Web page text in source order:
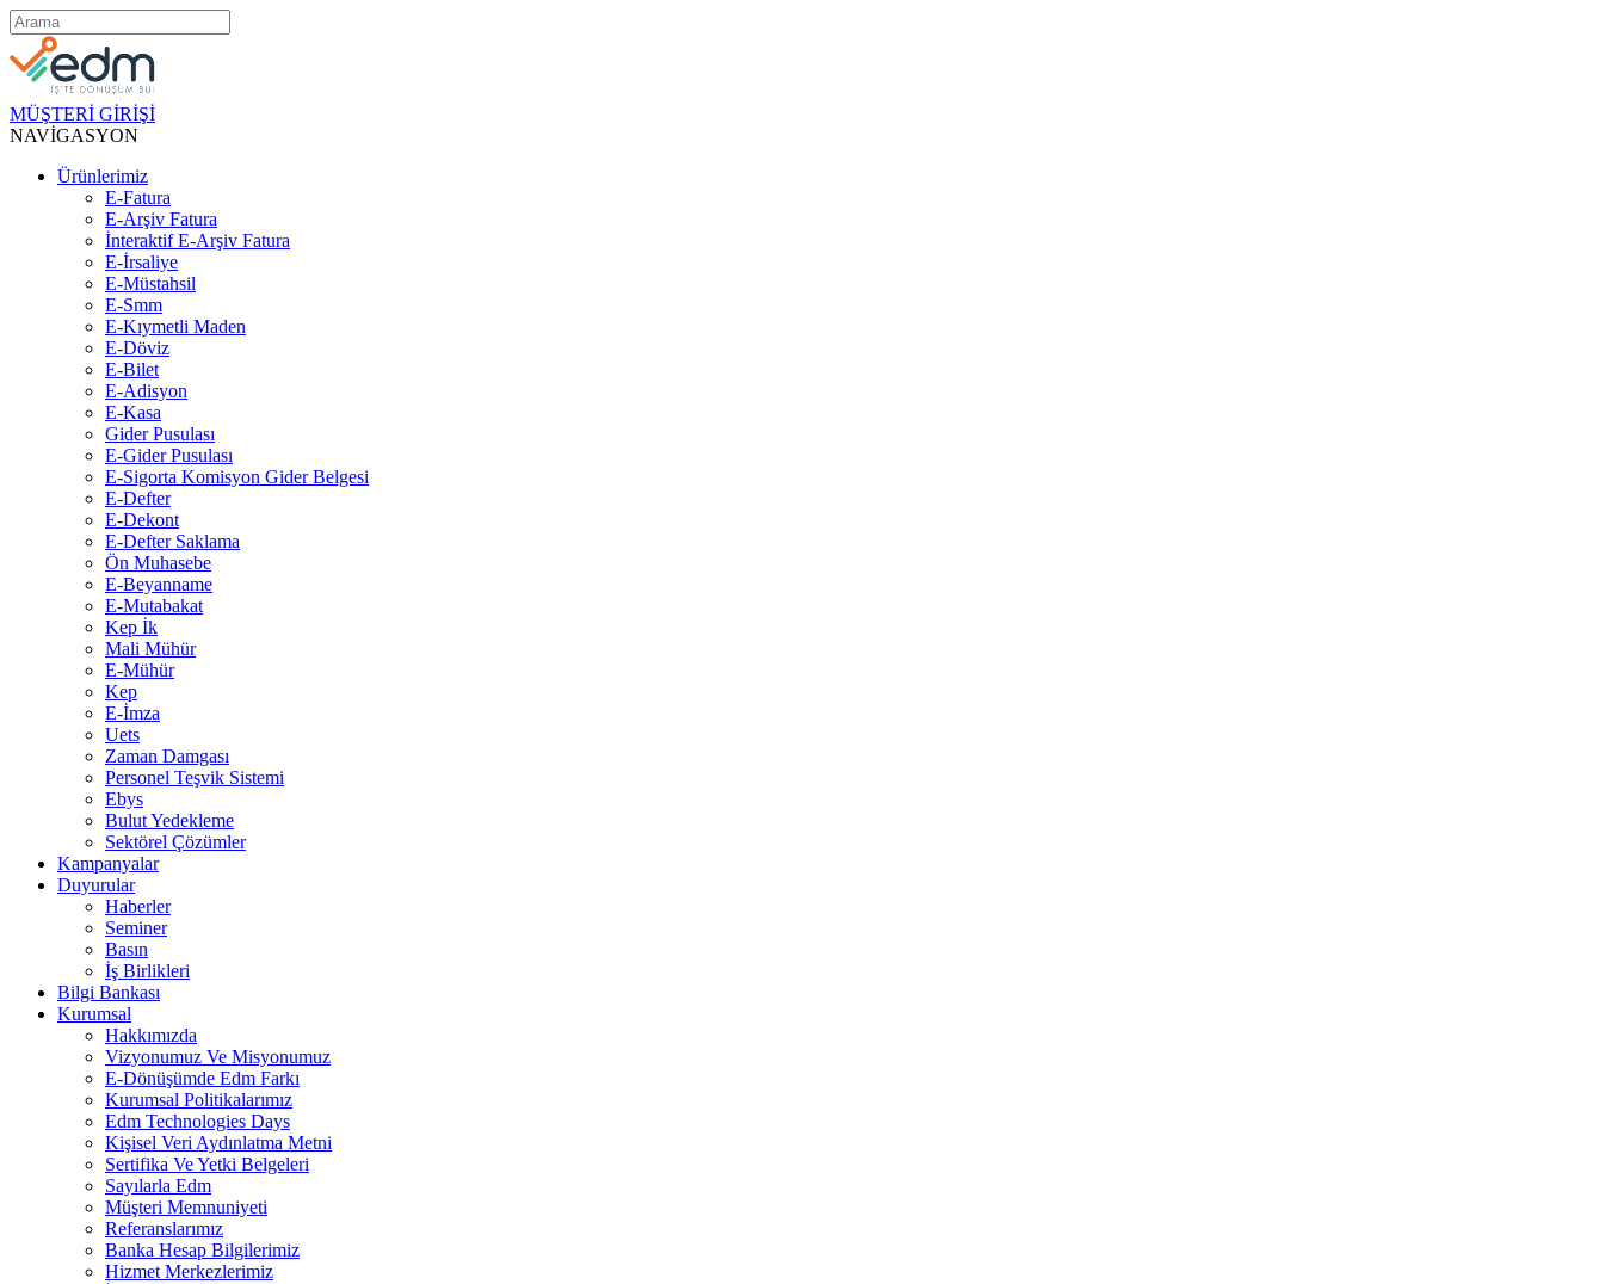
MÜŞTERİ GİRİŞİ
NAVİGASYON
Ürünlerimiz
E-Fatura
E-Arşiv Fatura
İnteraktif E-Arşiv Fatura
E-İrsaliye
E-Müstahsil
E-Smm
E-Kıymetli Maden
E-Döviz
E-Bilet
E-Adisyon
E-Kasa
Gider Pusulası
E-Gider Pusulası
E-Sigorta Komisyon Gider Belgesi
E-Defter
E-Dekont
E-Defter Saklama
Ön Muhasebe
E-Beyanname
E-Mutabakat
Kep İk
Mali Mühür
E-Mühür
Kep
E-İmza
Uets
Zaman Damgası
Personel Teşvik Sistemi
Ebys
Bulut Yedekleme
Sektörel Çözümler
Kampanyalar
Duyurular
Haberler
Seminer
Basın
İş Birlikleri
Bilgi Bankası
Kurumsal
Hakkımızda
Vizyonumuz Ve Misyonumuz
E-Dönüşümde Edm Farkı
Kurumsal Politikalarımız
Edm Technologies Days
Kişisel Veri Aydınlatma Metni
Sertifika Ve Yetki Belgeleri
Sayılarla Edm
Müşteri Memnuniyeti
Referanslarımız
Banka Hesap Bilgilerimiz
Hizmet Merkezlerimiz